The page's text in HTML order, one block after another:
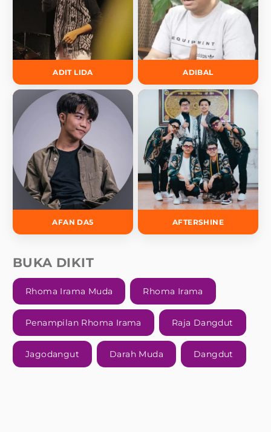
ADIT LIDA ADIBAL
AFAN DA5 AFTERSHINE
BUKA DIKIT
Rhoma Irama Muda Rhoma Irama
Penampilan Rhoma Irama Raja Dangdut
Jagodangut Darah Muda Dangdut